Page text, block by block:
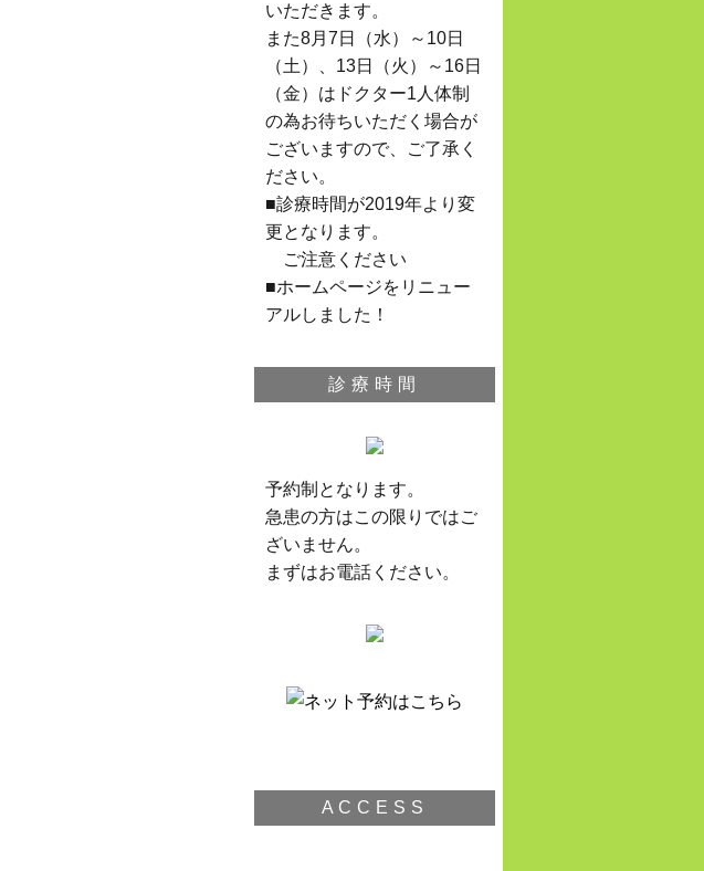
いただきます。
また8月7日（水）～10日
（土）、13日（火）～16日
（金）はドクター1人体制
の為お待ちいただく場合が
ございますので、ご了承く
ださい。
■診療時間が2019年より変
更となります。
ご注意ください
■ホームページをリニュー
アルしました！
診療時間
予約制となります。
急患の方はこの限りではご
ざいません。
まずはお電話ください。
ACCESS